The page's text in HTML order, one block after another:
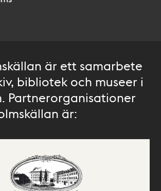
är ett samarbete
bibliotek och museer i
Partnerorganisationer
är: